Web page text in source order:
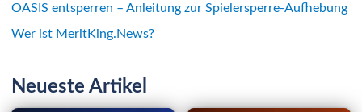
OASIS entsperren – Anleitung zur Spielersperre-Aufhebung
Wer ist MeritKing.News?
Neueste Artikel